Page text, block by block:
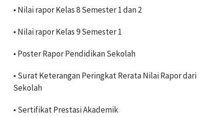
• Nilai rapor Kelas 8 Semester 1 dan 2
• Nilai rapor Kelas 9 Semester 1
• Poster Rapor Pendidikan Sekolah
• Surat Keterangan Peringkat Rerata Nilai Rapor dari
Sekolah
• Sertifikat Prestasi Akademik